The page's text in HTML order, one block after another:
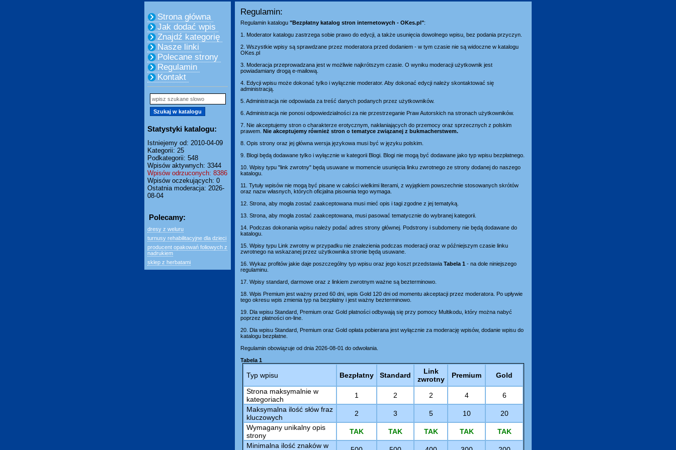
Strona główna
Jak dodać wpis
Znajdź kategorię
Nasze linki
Polecane strony
Regulamin
Kontakt
Statystyki katalogu:
Istniejemy od: 2010-04-09
Kategorii: 25
Podkategorii: 548
Wpisów aktywnych: 3344
Wpisów odrzuconych: 8386
Wpisów oczekujących: 0
Ostatnia moderacja: 2026-
08-04
Polecamy:
dresy z weluru
turnusy rehabilitacyjne dla dzieci
producent opakowań foliowych z
nadrukiem
sklep z herbatami
Regulamin:
Regulamin katalogu "Bezpłatny katalog stron internetowych - OKes.pl":
1. Moderator katalogu zastrzega sobie prawo do edycji, a także usunięcia dowolnego wpisu, bez podania przyczyn.
2. Wszystkie wpisy są sprawdzane przez moderatora przed dodaniem - w tym czasie nie są widoczne w katalogu
OKes.pl
3. Moderacja przeprowadzana jest w możliwie najkrótszym czasie. O wyniku moderacji użytkownik jest
powiadamiany drogą e-mailową.
4. Edycji wpisu może dokonać tylko i wyłącznie moderator. Aby dokonać edycji należy skontaktować się
administracją.
5. Administracja nie odpowiada za treść danych podanych przez użytkowników.
6. Administracja nie ponosi odpowiedzialności za nie przestrzeganie Praw Autorskich na stronach użytkowników.
7. Nie akceptujemy stron o charakterze erotycznym, nakłaniających do przemocy oraz sprzecznych z polskim
prawem. Nie akceptujemy również stron o tematyce związanej z bukmacherstwem.
8. Opis strony oraz jej główna wersja językowa musi być w języku polskim.
9. Blogi będą dodawane tylko i wyłącznie w kategorii Blogi. Blogi nie mogą być dodawane jako typ wpisu bezpłatnego.
10. Wpisy typu "link zwrotny" będą usuwane w momencie usunięcia linku zwrotnego ze strony dodanej do naszego
katalogu.
11. Tytuły wpisów nie mogą być pisane w całości wielkimi literami, z wyjątkiem powszechnie stosowanych skrótów
oraz nazw własnych, których oficjalna pisownia tego wymaga.
12. Strona, aby mogła zostać zaakceptowana musi mieć opis i tagi zgodne z jej tematyką.
13. Strona, aby mogła zostać zaakceptowana, musi pasować tematycznie do wybranej kategorii.
14. Podczas dokonania wpisu należy podać adres strony głównej. Podstrony i subdomeny nie będą dodawane do
katalogu.
15. Wpisy typu Link zwrotny w przypadku nie znalezienia podczas moderacji oraz w późniejszym czasie linku
zwrotnego na wskazanej przez użytkownika stronie będą usuwane.
16. Wykaz profitów jakie daje poszczególny typ wpisu oraz jego koszt przedstawia Tabela 1 - na dole niniejszego
regulaminu.
17. Wpisy standard, darmowe oraz z linkiem zwrotnym ważne są bezterminowo.
18. Wpis Premium jest ważny przed 60 dni, wpis Gold 120 dni od momentu akceptacji przez moderatora. Po upływie
tego okresu wpis zmienia typ na bezpłatny i jest ważny bezterminowo.
19. Dla wpisu Standard, Premium oraz Gold płatności odbywają się przy pomocy Multikodu, który można nabyć
poprzez płatności on-line.
20. Dla wpisu Standard, Premium oraz Gold opłata pobierana jest wyłącznie za moderację wpisów, dodanie wpisu do
katalogu bezpłatne.
Regulamin obowiązuje od dnia 2026-08-01 do odwołania.
Tabela 1
Typ wpisu Bezpłatny Standard
Link
zwrotny
Premium
Gold
Strona maksymalnie w
kategoriach
1 2 2 4
6
Maksymalna ilość słów fraz
kluczowych
2 3 5 10
20
Wymagany unikalny opis
strony
TAK TAK TAK TAK
TAK
Minimalna ilość znaków w